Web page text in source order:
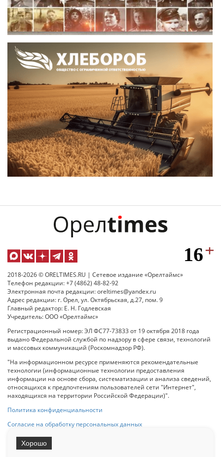
2018-2026 © ORELTIMES.RU | Сетевое издание «Орелтаймс»
Телефон редакции: +7 (4862) 48-82-92
Электронная почта редакции: oreltimes@yandex.ru
Адрес редакции: г. Орел, ул. Октябрьская, д.27, пом. 9
Главный редактор: Е. Н. Годлевская
Учредитель: ООО «Орелтаймс»
Регистрационный номер: ЭЛ ФС77-73833 от 19 октября 2018 года
выдано Федеральной службой по надзору в сфере связи, технологий
и массовых коммуникаций (Роскомнадзор РФ).
"На информационном ресурсе применяются рекомендательные
технологии (информационные технологии предоставления
информации на основе сбора, систематизации и анализа сведений,
относящихся к предпочтениям пользователей сети "Интернет",
находящихся на территории Российской Федерации)".
Политика конфиденциальности
Согласие на обработку персональных данных
Хорошо